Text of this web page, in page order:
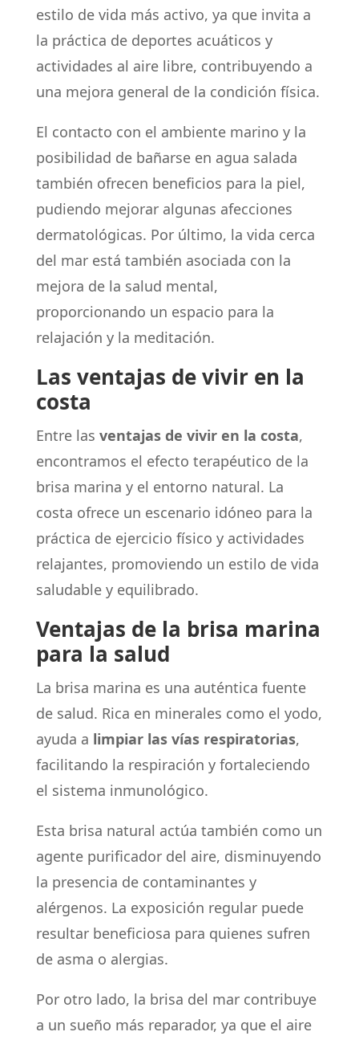
estilo de vida más activo, ya que invita a
la práctica de deportes acuáticos y
actividades al aire libre, contribuyendo a
una mejora general de la condición física.
El contacto con el ambiente marino y la
posibilidad de bañarse en agua salada
también ofrecen beneficios para la piel,
pudiendo mejorar algunas afecciones
dermatológicas. Por último, la vida cerca
del mar está también asociada con la
mejora de la salud mental,
proporcionando un espacio para la
relajación y la meditación.
Las ventajas de vivir en la
costa
Entre las ventajas de vivir en la costa,
encontramos el efecto terapéutico de la
brisa marina y el entorno natural. La
costa ofrece un escenario idóneo para la
práctica de ejercicio físico y actividades
relajantes, promoviendo un estilo de vida
saludable y equilibrado.
Ventajas de la brisa marina
para la salud
La brisa marina es una auténtica fuente
de salud. Rica en minerales como el yodo,
ayuda a limpiar las vías respiratorias,
facilitando la respiración y fortaleciendo
el sistema inmunológico.
Esta brisa natural actúa también como un
agente purificador del aire, disminuyendo
la presencia de contaminantes y
alérgenos. La exposición regular puede
resultar beneficiosa para quienes sufren
de asma o alergias.
Por otro lado, la brisa del mar contribuye
a un sueño más reparador, ya que el aire